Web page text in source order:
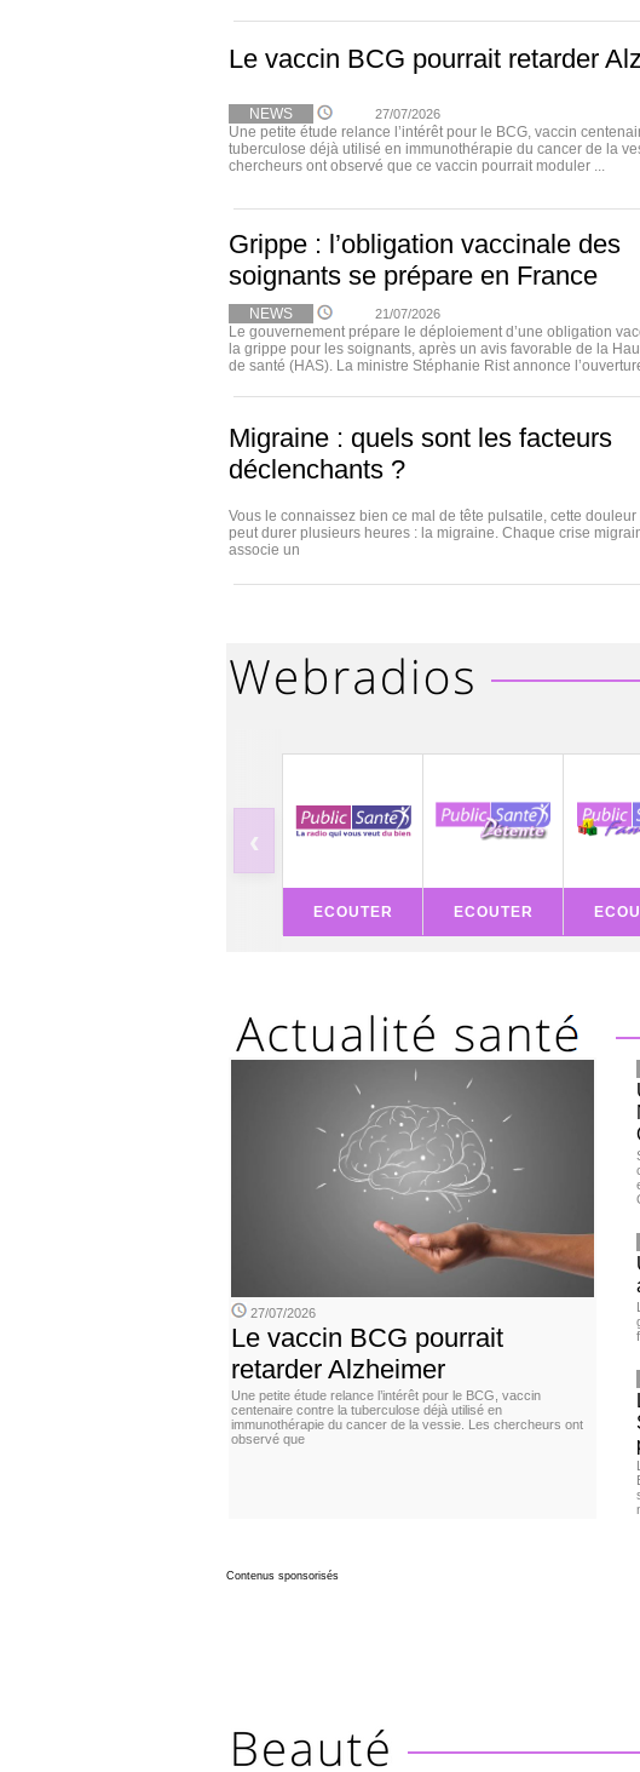
Le vaccin BCG pourrait retarder
NEWS 27/07/2026
Une petite étude relance l’intérêt pour le BCG, vaccin
tuberculose déjà utilisé en immunothérapie du cancer de la
chercheurs ont observé que ce vaccin pourrait moduler ...
Grippe : l’obligation vaccinale des
soignants se prépare en France
NEWS 21/07/2026
Le gouvernement prépare le déploiement d’une obligation
la grippe pour les soignants, après un avis favorable de la
de santé (HAS). La ministre Stéphanie Rist annonce
Migraine : quels sont les facteurs
déclenchants ?
Vous le connaissez bien ce mal de tête pulsatile, cette
peut durer plusieurs heures : la migraine. Chaque crise
associe un
‹
ECOUTER ECOUTER
27/07/2026
Le vaccin BCG pourrait
retarder Alzheimer
Une petite étude relance l’intérêt pour le BCG, vaccin
centenaire contre la tuberculose déjà utilisé en
immunothérapie du cancer de la vessie. Les chercheurs ont
observé que
Contenus sponsorisés